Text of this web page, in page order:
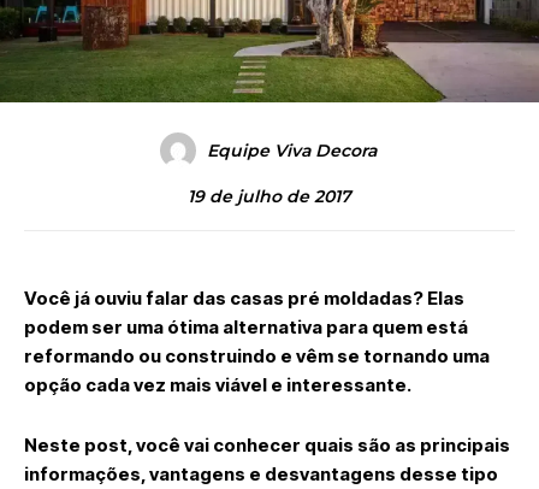
Equipe Viva Decora
19 de julho de 2017
Você já ouviu falar das casas pré moldadas? Elas
podem ser uma ótima alternativa para quem está
reformando ou construindo e vêm se tornando uma
opção cada vez mais viável e interessante.
Neste post, você vai conhecer quais são as principais
informações, vantagens e desvantagens desse tipo